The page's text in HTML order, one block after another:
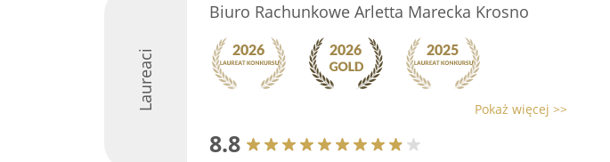
Laureaci
Biuro Rachunkowe Arletta Marecka Krosno
Pokaż więcej >>
8.8